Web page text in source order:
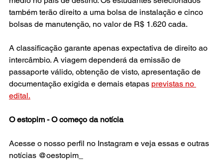
também terão direito a uma bolsa de instalação e cinco
bolsas de manutenção, no valor de R$ 1.620 cada.
A classificação garante apenas expectativa de direito ao
intercâmbio. A viagem dependerá da emissão de
passaporte válido, obtenção de visto, apresentação de
documentação exigida e demais etapas previstas no
edital.
O estopim - O começo da notícia
Acesse o nosso perfil no Instagram e veja essas e outras
notícias @oestopim_